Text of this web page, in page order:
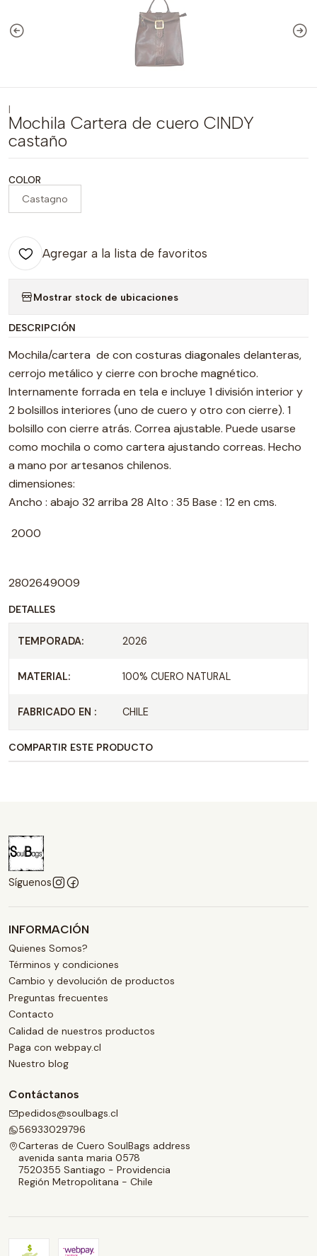
Mochila Cartera de cuero CINDY
castaño
COLOR
Castagno
Agregar a la lista de favoritos
Mostrar stock de ubicaciones
DESCRIPCIÓN
Mochila/cartera de con costuras diagonales delanteras,
cerrojo metálico y cierre con broche magnético.
Internamente forrada en tela e incluye 1 división interior y
2 bolsillos interiores (uno de cuero y otro con cierre). 1
bolsillo con cierre atrás. Correa ajustable. Puede usarse
como mochila o como cartera ajustando correas. Hecho
a mano por artesanos chilenos.
dimensiones:
Ancho : abajo 32 arriba 28 Alto : 35 Base : 12 en cms.
2000
2802649009
DETALLES
TEMPORADA: 2026
MATERIAL: 100% CUERO NATURAL
FABRICADO EN : CHILE
COMPARTIR ESTE PRODUCTO
Síguenos
INFORMACIÓN
Quienes Somos?
Términos y condiciones
Cambio y devolución de productos
Preguntas frecuentes
Contacto
Calidad de nuestros productos
Paga con webpay.cl
Nuestro blog
Contáctanos
pedidos@soulbags.cl
56933029796
Carteras de Cuero SoulBags address
avenida santa maria 0578
7520355 Santiago - Providencia
Región Metropolitana - Chile